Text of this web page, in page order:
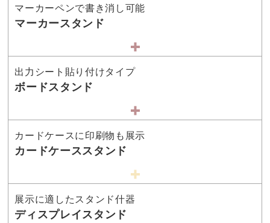
マーカーペンで書き消し可能
マーカースタンド
出力シート貼り付けタイプ
ボードスタンド
カードケースに印刷物も展示
カードケーススタンド
展示に適したスタンド什器
ディスプレイスタンド